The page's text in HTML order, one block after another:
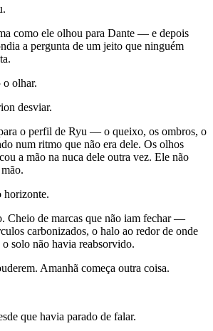
como ele olhou para Dante — e depois
a pergunta de um jeito que ninguém
o olhar.
desviar.
o perfil de Ryu — o queixo, os ombros, o
num ritmo que não era dele. Os olhos
a mão na nuca dele outra vez. Ele não
horizonte.
Cheio de marcas que não iam fechar —
carbonizados, o halo ao redor de onde
solo não havia reabsorvido.
Amanhã começa outra coisa.
que havia parado de falar.